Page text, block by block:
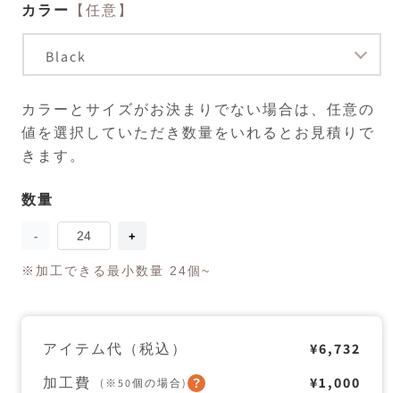
メ
デ
(1)
開
く
カラー 【任意】
カラーとサイズがお決まりでない場合は、任意の
値を選択していただき数量をいれるとお見積りで
きます。
数
数量
Mizu
保
冷
ト
560ml
Mizu
保
冷
ト
560ml
※加工できる最小数量 24個~
アイテム代（税込）
¥6,732
加工費
(※50個の場合) ¥1,000